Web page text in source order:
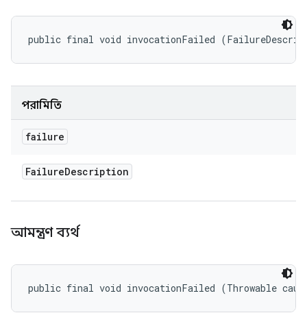
public final void invocationFailed
পরামিতি
failure
FailureDescription
আমন্ত্রণ ব্যর্থ
public final void invocationFailed (Throwable